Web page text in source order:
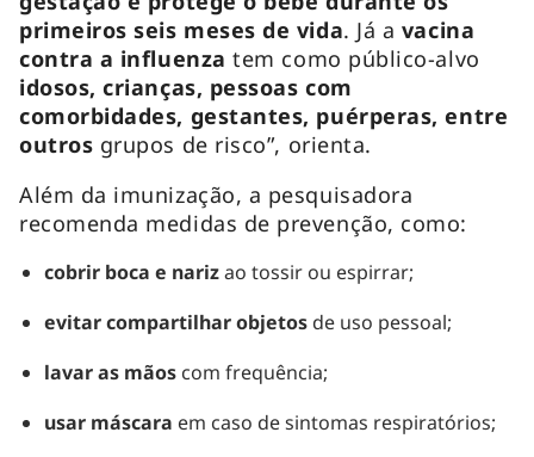
primeiros seis meses de vida. Já a vacina
contra a influenza tem como público-alvo
idosos, crianças, pessoas com
comorbidades, gestantes, puérperas, entre
outros grupos de risco”, orienta.
Além da imunização, a pesquisadora
recomenda medidas de prevenção, como:
cobrir boca e narizao tossir ou espirrar;
evitar compartilhar objetos de uso pessoal;
lavar as mãoscom frequência;
usar máscara em caso de sintomas respiratórios;